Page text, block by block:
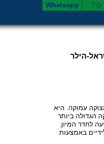
לך? Whatsapp
הילר
במצוקה עמוקה. היא
הגדולה ביותר
לחדר המיון.
באמצעות